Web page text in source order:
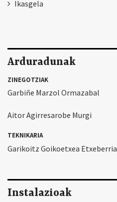
Ikasgela
Arduradunak
ZINEGOTZIAK
Garbiñe Marzol Ormazabal
Aitor Agirresarobe Murgi
TEKNIKARIA
Garikoitz Goikoetxea Etxeberria
Instalazioak